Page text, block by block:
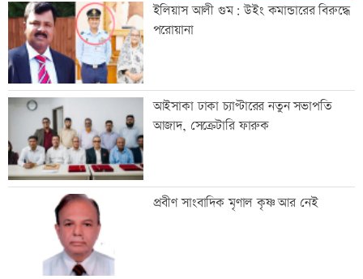
ইলিয়াস আলী গুম: উইং কমান্ডারের বিরুদ্ধে
পরোয়ানা
আইসাকা ঢাকা চ্যাপ্টারের নতুন সভাপতি
আজাদ, সেক্রেটারি ফারুক
প্রবীণ সাংবাদিক মৃণাল কৃষ্ণ আর নেই